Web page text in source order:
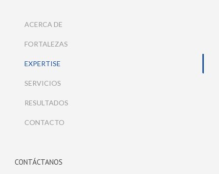
ACERCA DE
FORTALEZAS
EXPERTISE
SERVICIOS
RESULTADOS
CONTACTO
CONTÁCTANOS